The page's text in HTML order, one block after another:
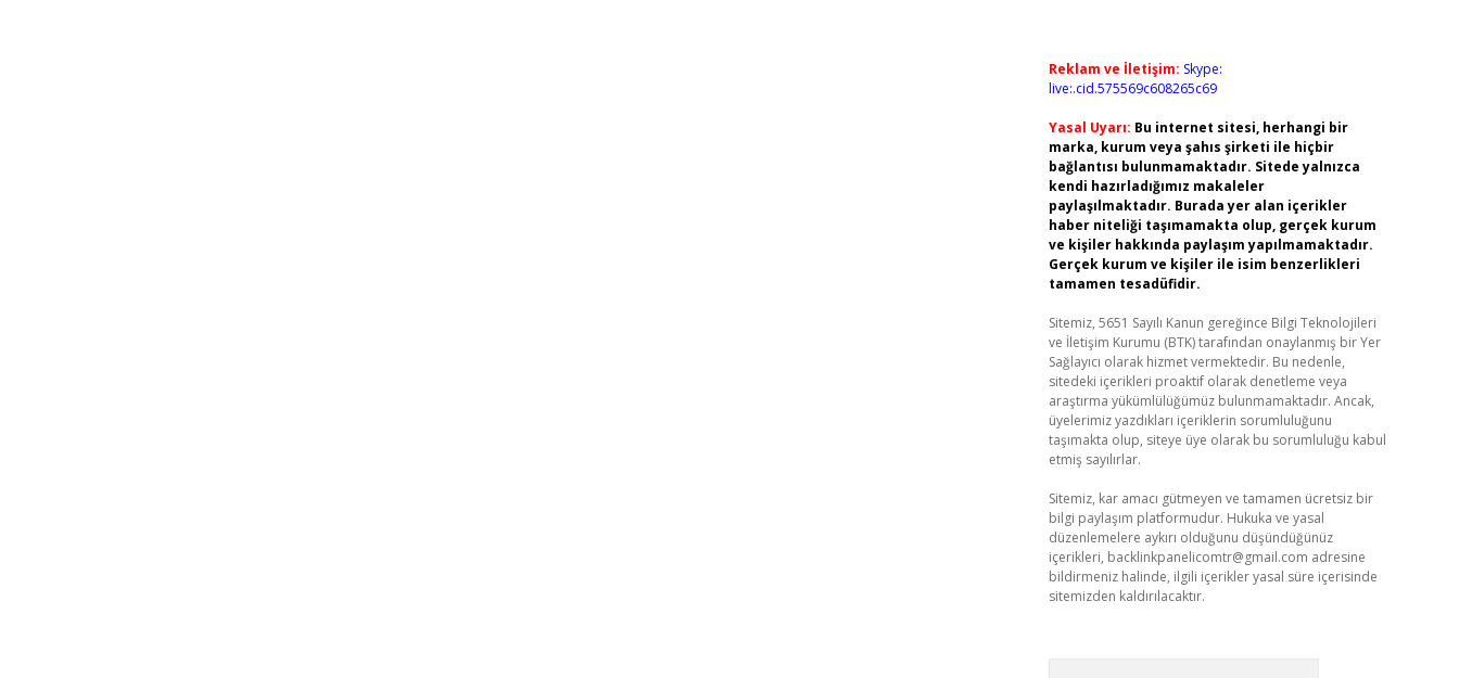
Reklam ve İletişim: Skype:
live:.cid.575569c608265c69
Yasal Uyarı: Bu internet sitesi, herhangi bir
marka, kurum veya şahıs şirketi ile hiçbir
bağlantısı bulunmamaktadır. Sitede yalnızca
kendi hazırladığımız makaleler
paylaşılmaktadır. Burada yer alan içerikler
haber niteliği taşımamakta olup, gerçek kurum
ve kişiler hakkında paylaşım yapılmamaktadır.
Gerçek kurum ve kişiler ile isim benzerlikleri
tamamen tesadüfidir.
Sitemiz, 5651 Sayılı Kanun gereğince Bilgi Teknolojileri
ve İletişim Kurumu (BTK) tarafından onaylanmış bir Yer
Sağlayıcı olarak hizmet vermektedir. Bu nedenle,
sitedeki içerikleri proaktif olarak denetleme veya
araştırma yükümlülüğümüz bulunmamaktadır. Ancak,
üyelerimiz yazdıkları içeriklerin sorumluluğunu
taşımakta olup, siteye üye olarak bu sorumluluğu kabul
etmiş sayılırlar.
Sitemiz, kar amacı gütmeyen ve tamamen ücretsiz bir
bilgi paylaşım platformudur. Hukuka ve yasal
düzenlemelere aykırı olduğunu düşündüğünüz
içerikleri, backlinkpanelicomtr@gmail.com adresine
bildirmeniz halinde, ilgili içerikler yasal süre içerisinde
sitemizden kaldırılacaktır.